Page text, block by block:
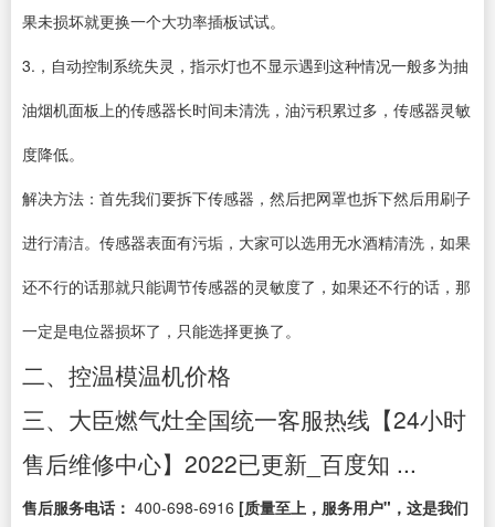
果未损坏就更换一个大功率插板试试。
3.，自动控制系统失灵，指示灯也不显示遇到这种情况一般多为抽
油烟机面板上的传感器长时间未清洗，油污积累过多，传感器灵敏
度降低。
解决方法：首先我们要拆下传感器，然后把网罩也拆下然后用刷子
进行清洁。传感器表面有污垢，大家可以选用无水酒精清洗，如果
还不行的话那就只能调节传感器的灵敏度了，如果还不行的话，那
一定是电位器损坏了，只能选择更换了。
二、控温模温机价格
三、大臣燃气灶全国统一客服热线【24小时
售后维修中心】2022已更新_百度知 ...
售后服务电话： 400-698-6916 [质量至上，服务用户"，这是我们